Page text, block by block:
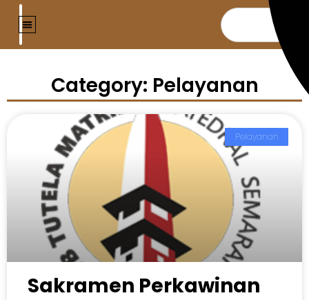
Category: Pelayanan
Pelayanan
Sakramen Perkawinan